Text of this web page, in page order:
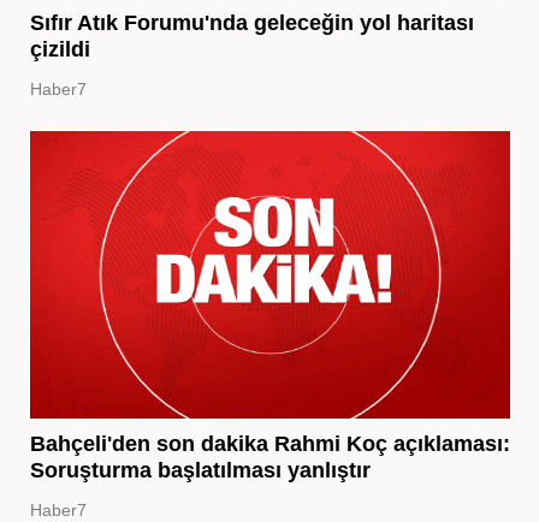
Sıfır Atık Forumu'nda geleceğin yol haritası
çizildi
Haber7
Bahçeli'den son dakika Rahmi Koç açıklaması:
Soruşturma başlatılması yanlıştır
Haber7